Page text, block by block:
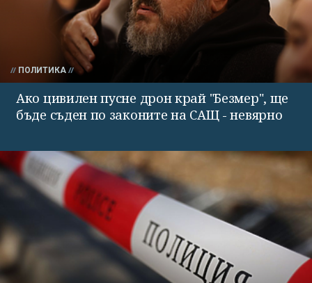
ПОЛИТИКА
Ако цивилен пусне дрон край "Безмер", ще
бъде съден по законите на САЩ - невярно